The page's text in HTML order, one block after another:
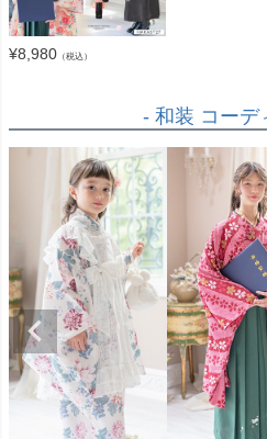
¥8,980 （税込）
- 和装 コーデ